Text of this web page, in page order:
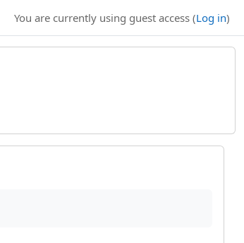
You are currently using guest access (Log in)